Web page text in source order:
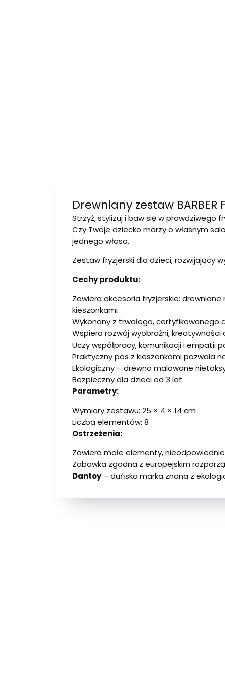
Drewniany zestaw
Strzyż, stylizuj i baw się w prawdziwego
Czy Twoje dziecko marzy o własnym
jednego włosa.
Zestaw fryzjerski dla dzieci, rozwijający
Cechy produktu:
Zawiera akcesoria fryzjerskie:
kieszonkami
Wykonany z trwałego,
Wspiera rozwój wyobraźni, kreatywności
Uczy współpracy, komunikacji i empatii
Praktyczny pas z kieszonkami pozwala
Ekologiczny – drewno malowane
Bezpieczny dla dzieci od 3 lat
Parametry:
Wymiary zestawu: 25 × 4 × 14 cm
Liczba elementów: 8
Ostrzeżenia:
Zawiera małe elementy,
Zabawka zgodna z europejskim
Dantoy– duńska marka znana z